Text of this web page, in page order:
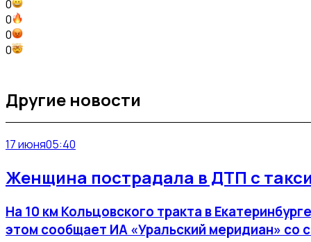
0
0
0
0
Другие новости
17 июня05:40
Женщина пострадала в ДТП с
На 10 км Кольцовского тракта в
этом сообщает ИА «Уральский меридиан» со